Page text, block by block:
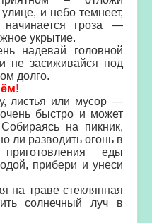
и небо темнеет,
начинается гроза —
укрытие.
надевай головной
не засиживайся под
долго.
листья или мусор —
очень быстро и может
на пикник,
ли разводить огонь в
еды
прибери и унеси
на траве стеклянная
солнечный луч в